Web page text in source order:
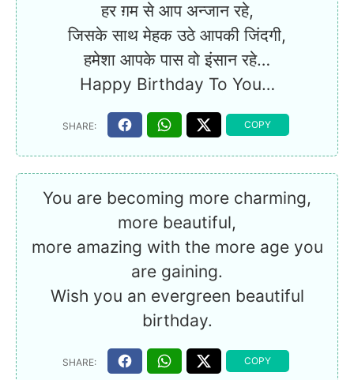
हर ग़म से आप अन्जान रहे,
जिसके साथ मेहक उठे आपकी जिंदगी,
हमेशा आपके पास वो इंसान रहे…
Happy Birthday To You…
You are becoming more charming,
more beautiful,
more amazing with the more age you
are gaining.
Wish you an evergreen beautiful
birthday.